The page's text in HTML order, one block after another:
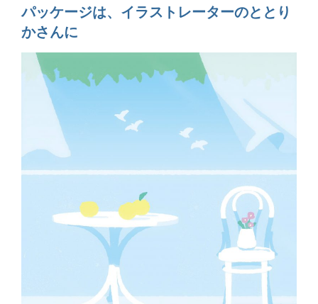
パッケージは、イラストレーターのととり
かさんに